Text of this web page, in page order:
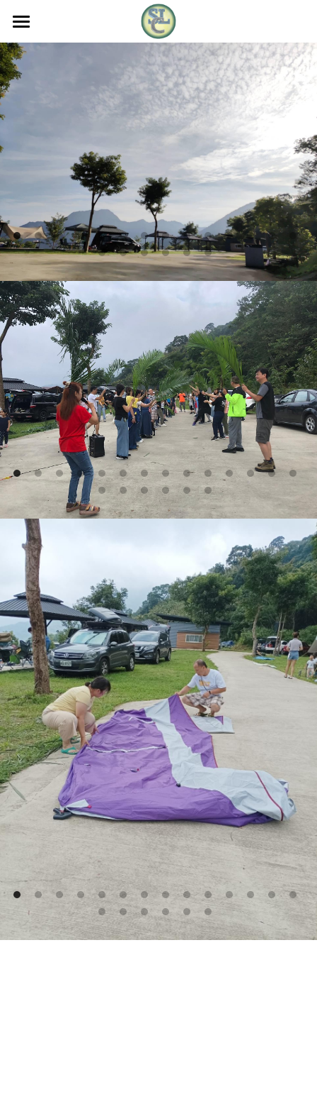
Youtube
樹林靈糧堂福音協會
超級神隊友(每日荒漠甘泉)
新媒體+影音團隊
好聽好看的分享
20240329週五同工晨禱 從基督的苦難 來了
解我們的苦難
樹林靈糧音創-仰望十架
樹林靈糧音創-祝福的牽引
陳心愛 從宮主變公主的見證分享
徐長老 無耳之人
樹林靈糧音創-主禱文
科學與聖經創造
【信主後最受惠的人】~林佳慧姊妹/母親節特
輯
【媽媽的話語帶有能力】~張雅玲姊妹母親節
特輯
【母親的禱告】~陳韻如姊妹/母親節特輯
【從減變加的生命】~吳欣玫姊妹/母親節特輯
【信得著，就得著】~方紅哖姐妹/母親節特輯
教會兄姐活動資料
2024樹林靈糧堂建堂走禱紀錄影片
112年度樹靈退修會(小烏來)
2023.09戶外住棚節露營
2023.05年中分享會 (田埔)
教會會眾活動剪影
2023年度
2023攜手愛無限~ 樹林靈糧堂福音行動
😍 分享耶穌的愛~一起領受祝福❣️
#致福益人學苑樹林靈糧堂分校 #生活花
藝課 聖誕組合盆栽😍 充滿溫暖氣氛🥰
2023.09 戶外住棚節露營(影片)
2023樹林地區復活節大遊行
台崇歡慶聖誕💞 充滿平安喜樂❣️ 豐盛恩
典湧流💓
活力體適能~ 文創挖呀挖~ 健康自己來~
結業餐敘~愛的分享😍
教會課程
教會課程&活動報名表單
2023年度
2023年致福益人學苑
2023年債務解決 真有希望
FB回顧活動剪影
搜索
繁體中文
繁體中文
English
加入LINE 官方帳號